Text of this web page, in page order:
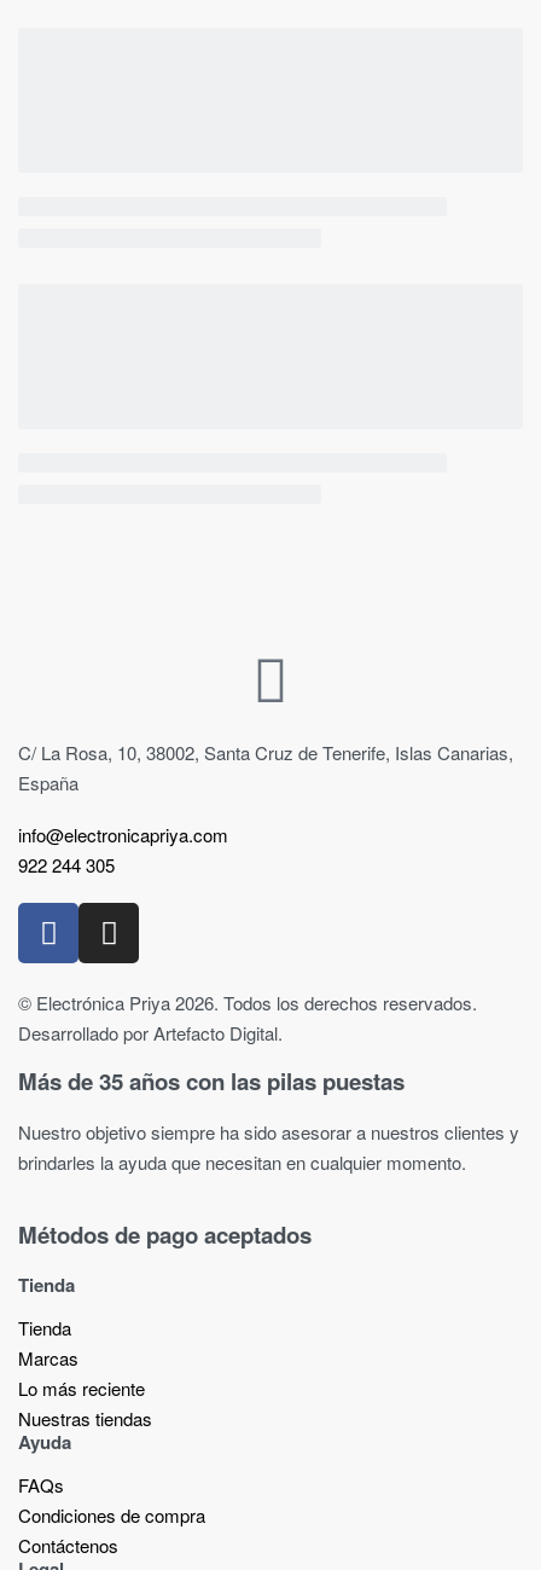
C/ La Rosa, 10, 38002, Santa Cruz de Tenerife, Islas Canarias,
España
info@electronicapriya.com
922 244 305
© Electrónica Priya 2026. Todos los derechos reservados.
Desarrollado por Artefacto Digital.
Más de 35 años con las pilas puestas
Nuestro objetivo siempre ha sido asesorar a nuestros clientes y
brindarles la ayuda que necesitan en cualquier momento.
Métodos de pago aceptados
Tienda
Tienda
Marcas
Lo más reciente​
Nuestras tiendas​
Ayuda
FAQs
Condiciones de compra
Contáctenos